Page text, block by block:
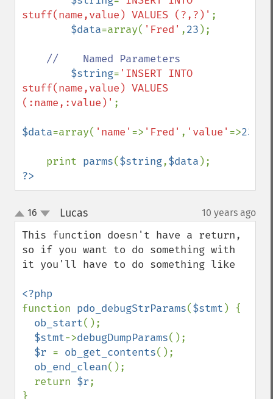
stuff(name,value) VALUES (?,?)' ;
$data=array( 'Fred' ,23 );
//    Named Parameters
$string= 'INSERT INTO
stuff(name,value) VALUES
(:name,:value)' ;
$data=array( 'name' => 'Fred' , 'value' =>23
    print
parms($string,$data
?>
up
down
16 Lucas¶ 10 years ago
This function doesn't have a return,
so if you want to do something with
it you'll have to do something like
function pdo_debugStrParams($stmt ) {
ob_start();
$stmt->debugDumpParams();
$r = ob_get_contents();
ob_end_clean();
  return
$r;
}